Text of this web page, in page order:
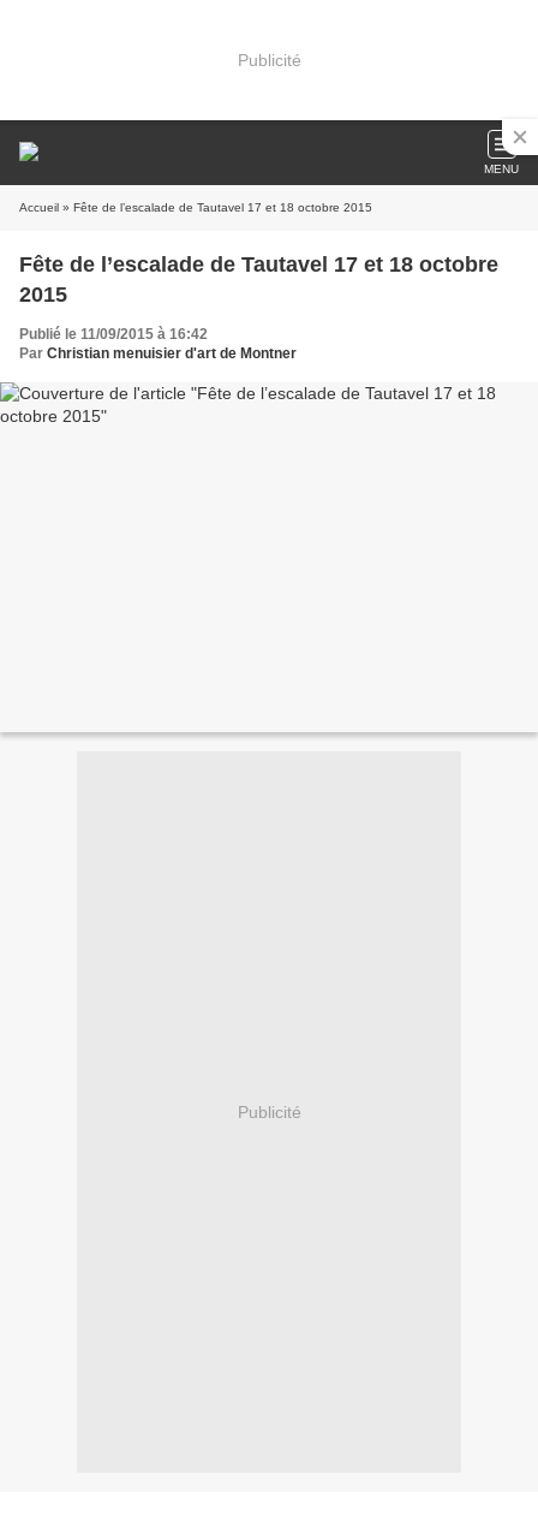
Publicité
MENU
Accueil » Fête de l’escalade de Tautavel 17 et 18 octobre 2015
Fête de l’escalade de Tautavel 17 et 18 octobre
2015
Publié le 11/09/2015 à 16:42
Par Christian menuisier d'art de Montner
Publicité